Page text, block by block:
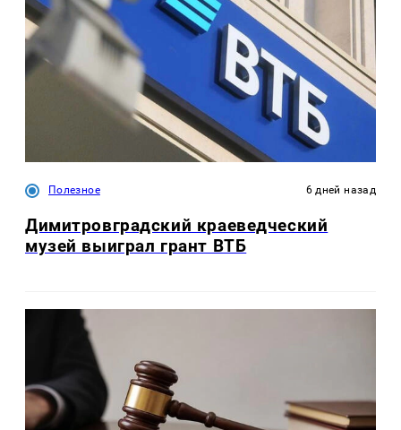
Полезное 6 дней назад
Димитровградский краеведческий
музей выиграл грант ВТБ